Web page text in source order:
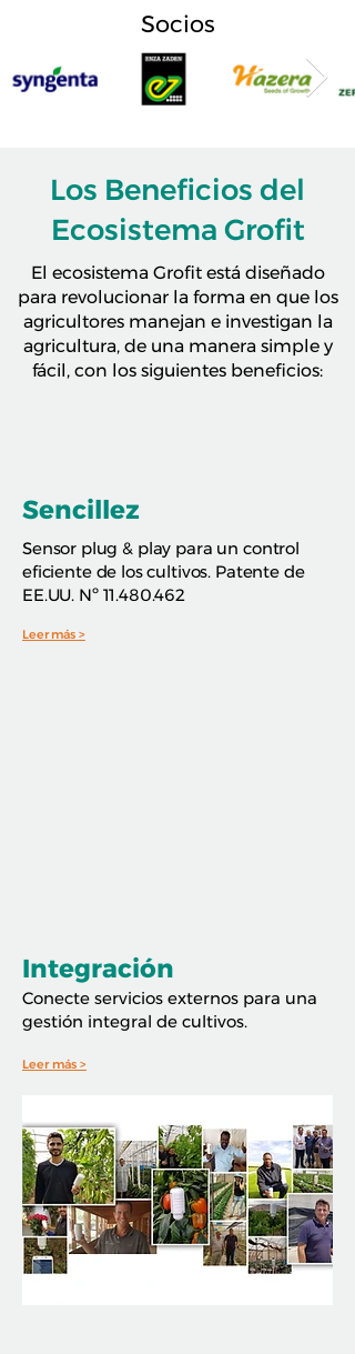
Socios
Los Beneficios del
Ecosistema Grofit
El ecosistema Grofit está diseñado
para revolucionar la forma en que los
agricultores manejan e investigan la
agricultura, de una manera simple y
fácil, con los siguientes beneficios:
Sencillez
Sensor plug & play para un control
eficiente de los cultivos. Patente de
EE.UU. Nº 11.480.462
Leer más >
Integración
Conecte servicios externos para una
gestión integral de cultivos.
Leer más >